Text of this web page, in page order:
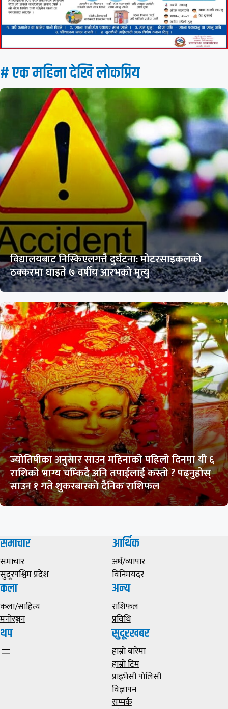
# एक महिना देखि लाेकप्रिय
विद्यालयबाट निस्किएलगत्तै दुर्घटना: मोटरसाइकलको
ठक्करमा घाइते ७ वर्षीय आरभको मृत्यु
ज्योतिषीका अनुसार साउन महिनाको पहिलो दिनमा यी ६
राशिको भाग्य चम्किदै अनि तपाईलाई कस्तो ? पढ्नुहोस्
साउन १ गते शुकरबारको दैनिक राशिफल
समाचार
समाचार
सुदूरपश्चिम प्रदेश
आर्थिक
अर्थ/व्यापार
विनिमयदर
कला
कला/साहित्य
मनोरञ्जन
अन्य
राशिफल
प्रविधि
थप सुदूरखबर
हाम्राे बारेमा
हाम्राे टिम
प्राइभेसी पाेलिसी
विज्ञापन
सम्पर्क